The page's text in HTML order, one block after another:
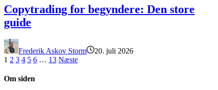
Copytrading for begyndere: Den store
guide
Frederik Askov Storm
20. juli 2026
1 2 3 4 5 6 … 13 Næste
Om siden